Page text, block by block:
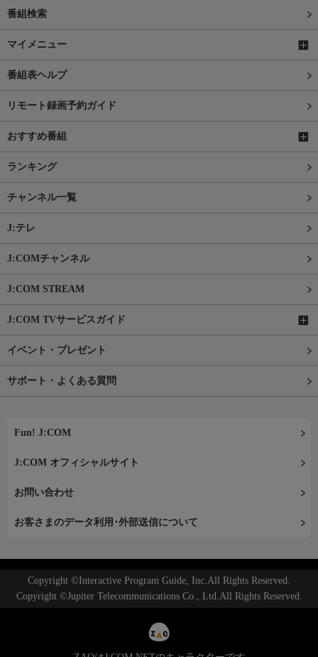
番組検索
マイメニュー
番組表ヘルプ
リモート録画予約ガイド
おすすめ番組
ランキング
チャンネル一覧
J:テレ
J:COMチャンネル
J:COM STREAM
J:COM TVサービスガイド
イベント・プレゼント
サポート・よくある質問
Fun! J:COM
J:COM オフィシャルサイト
お問い合わせ
お客さまのデータ利用･外部送信について
Copyright ©Interactive Program Guide, Inc.All Rights Reserved.
Copyright ©Jupiter Telecommunications Co., Ltd.All Rights Reserved.